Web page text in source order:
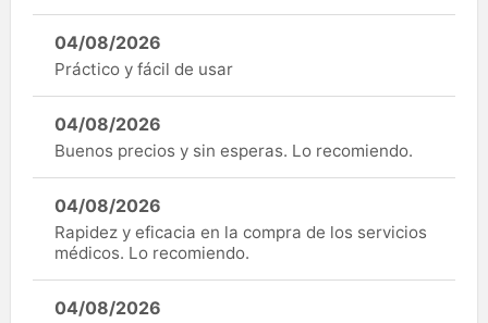
04/08/2026
Práctico y fácil de usar
04/08/2026
Buenos precios y sin esperas. Lo recomiendo.
04/08/2026
Rapidez y eficacia en la compra de los servicios
médicos. Lo recomiendo.
04/08/2026